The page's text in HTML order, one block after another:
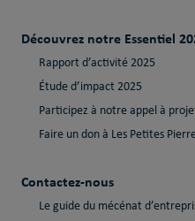
Découvrez notre Essentiel
Rapport d’activité 2025
Étude d’impact 2025
Participez à notre appel à
Faire un don à Les Petites
Contactez-nous
Le guide du mécénat